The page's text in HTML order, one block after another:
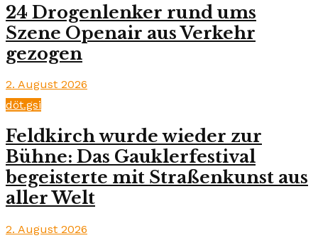
24 Drogenlenker rund ums
Szene Openair aus Verkehr
gezogen
2. August 2026
döt.gsi
Feldkirch wurde wieder zur
Bühne: Das Gauklerfestival
begeisterte mit Straßenkunst aus
aller Welt
2. August 2026